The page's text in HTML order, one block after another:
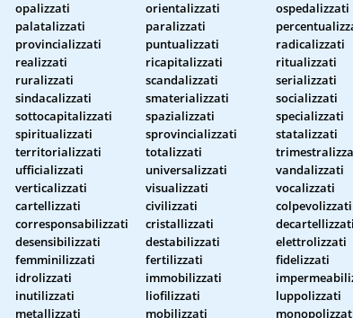
opalizzati orientalizzati
ospedalizzati
palatalizzati paralizzati
provincializzati puntualizzati
radicalizzati
realizzati ricapitalizzati
ritualizzati
ruralizzati scandalizzati
serializzati
sindacalizzati smaterializzati
socializzati
sottocapitalizzati spazializzati
specializzati
spiritualizzati sprovincializzati
statalizzati
territorializzati totalizzati
ufficializzati universalizzati
vandalizzati
verticalizzati visualizzati
vocalizzati
cartellizzati civilizzati
colpevolizzati
corresponsabilizzati cristallizzati
decartellizzati
desensibilizzati destabilizzati
elettrolizzati
femminilizzati fertilizzati
fidelizzati
idrolizzati immobilizzati
inutilizzati liofilizzati
luppolizzati
metallizzati mobilizzati